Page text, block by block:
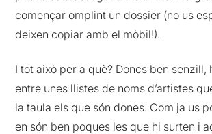
començar omplint un dossier (no us
deixen copiar amb el mòbil!).
I tot això per a què? Doncs ben senzill,
entre unes llistes de noms d’artistes
la taula els que són dones. Com ja us
en són ben poques les que hi surten i